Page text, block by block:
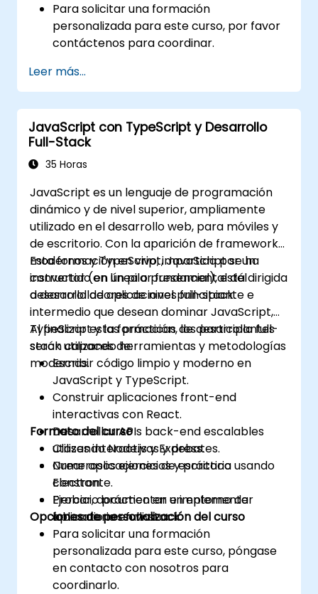
Para solicitar una formación
personalizada para este curso, por favor
contáctenos para coordinar.
Leer más...
JavaScript con TypeScript y Desarrollo
Full-Stack
35 Horas
JavaScript es un lenguaje de programación
dinámico y de nivel superior, ampliamente
utilizado en el desarrollo web, para móviles y
de escritorio. Con la aparición de frameworks
modernos y TypeScript, JavaScript se ha
convertido en un pilar fundamental del
desarrollo de aplicaciones full-stack.
Esta formación en vivo, impartida por un
instructor (en línea o presencial), está dirigida
a desarrolladores de nivel principiante e
intermedio que desean dominar JavaScript,
TypeScript y las prácticas de desarrollo full-
stack utilizando herramientas y metodologías
modernas.
Al finalizar esta formación, los participantes
serán capaces de:
Escribir código limpio y moderno en
JavaScript y TypeScript.
Construir aplicaciones front-end
interactivas con React.
Desarrollar APIs back-end escalables
utilizando Node.js y Express.
Crear aplicaciones de escritorio usando
Electron.
Probar, documentar e implementar
aplicaciones full-stack.
Formato del curso
Clases interactivas y debates.
Numerosos ejercicios y práctica
constante.
Ejercicio práctico en un entorno de
laboratorio en vivo.
Opciones de personalización del curso
Para solicitar una formación
personalizada para este curso, póngase
en contacto con nosotros para
coordinarlo.